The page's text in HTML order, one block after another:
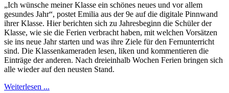
„Ich wünsche meiner Klasse ein schönes neues und vor allem
gesundes Jahr“, postet Emilia aus der 9e auf die digitale Pinnwand
ihrer Klasse. Hier berichten sich zu Jahresbeginn die Schüler der
Klasse, wie sie die Ferien verbracht haben, mit welchen Vorsätzen
sie ins neue Jahr starten und was ihre Ziele für den Fernunterricht
sind. Die Klassenkameraden lesen, liken und kommentieren die
Einträge der anderen. Nach dreieinhalb Wochen Ferien bringen sich
alle wieder auf den neusten Stand.
Weiterlesen ...